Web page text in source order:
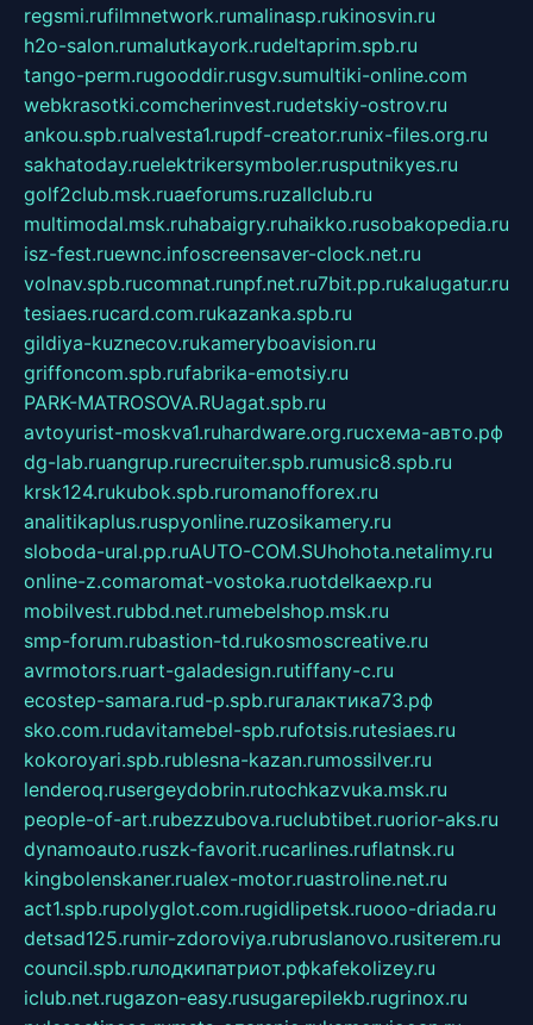
regsmi.rufilmnetwork.rumalinasp.rukinosvin.ru
h2o-salon.rumalutkayork.rudeltaprim.spb.ru
tango-perm.rugooddir.rusgv.sumultiki-online.com
webkrasotki.comcherinvest.rudetskiy-ostrov.ru
ankou.spb.rualvesta1.rupdf-creator.runix-files.org.ru
sakhatoday.ruelektrikersymboler.rusputnikyes.ru
golf2club.msk.ruaeforums.ruzallclub.ru
multimodal.msk.ruhabaigry.ruhaikko.rusobakopedia.ru
isz-fest.ruewnc.infoscreensaver-clock.net.ru
volnav.spb.rucomnat.runpf.net.ru7bit.pp.rukalugatur.ru
tesiaes.rucard.com.rukazanka.spb.ru
gildiya-kuznecov.rukameryboavision.ru
griffoncom.spb.rufabrika-emotsiy.ru
PARK-MATROSOVA.RUagat.spb.ru
avtoyurist-moskva1.ruhardware.org.ruсхема-авто.рф
dg-lab.ruangrup.rurecruiter.spb.rumusic8.spb.ru
krsk124.rukubok.spb.ruromanofforex.ru
analitikaplus.ruspyonline.ruzosikamery.ru
sloboda-ural.pp.ruAUTO-COM.SUhohota.netalimy.ru
online-z.comaromat-vostoka.ruotdelkaexp.ru
mobilvest.rubbd.net.rumebelshop.msk.ru
smp-forum.rubastion-td.rukosmoscreative.ru
avrmotors.ruart-galadesign.rutiffany-c.ru
ecostep-samara.rud-p.spb.ruгалактика73.рф
sko.com.rudavitamebel-spb.rufotsis.rutesiaes.ru
kokoroyari.spb.rublesna-kazan.rumossilver.ru
lenderoq.rusergeydobrin.rutochkazvuka.msk.ru
people-of-art.rubezzubova.ruclubtibet.ruorior-aks.ru
dynamoauto.ruszk-favorit.rucarlines.ruflatnsk.ru
kingbolenskaner.rualex-motor.ruastroline.net.ru
act1.spb.rupolyglot.com.rugidlipetsk.ruooo-driada.ru
detsad125.rumir-zdoroviya.rubruslanovo.rusiterem.ru
council.spb.ruлодкипатриот.рфkafekolizey.ru
iclub.net.rugazon-easy.rusugarepilekb.rugrinox.ru